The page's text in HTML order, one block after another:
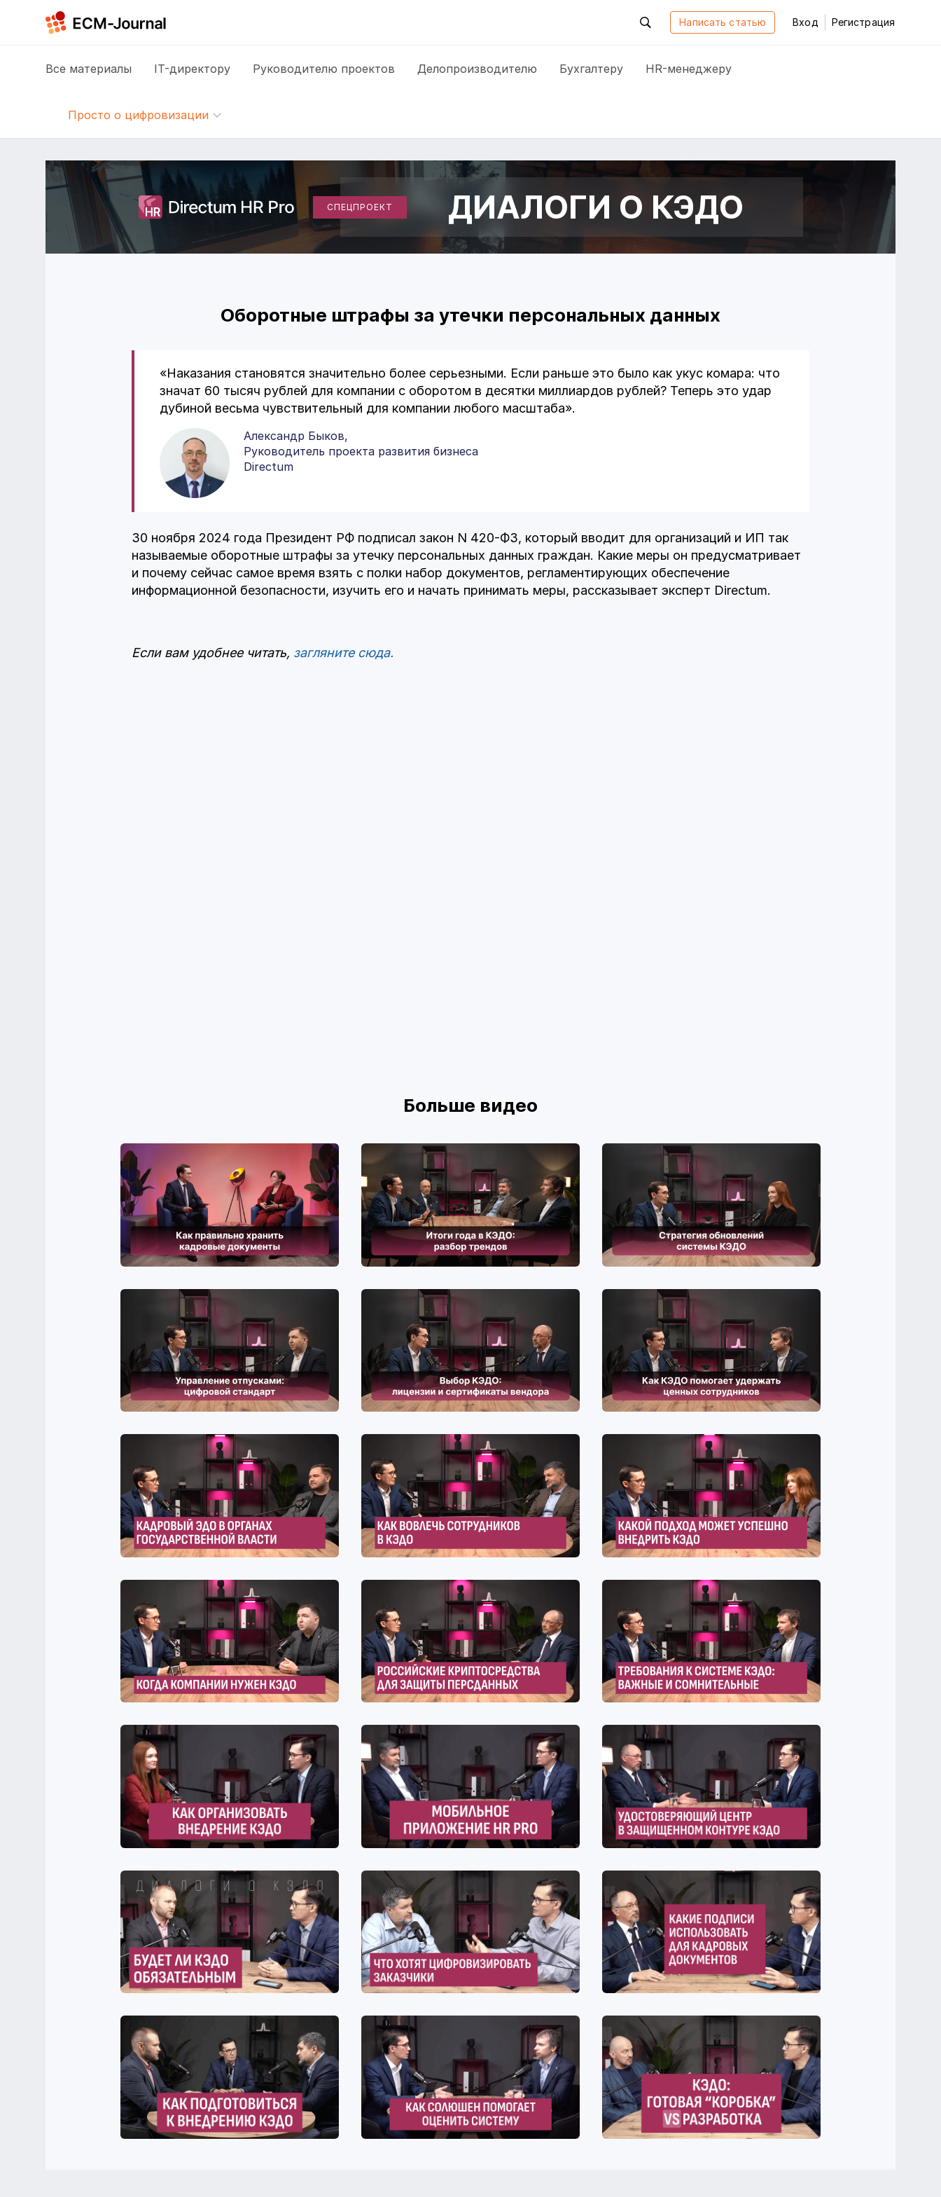
Написать статью Вход Регистрация
Все материалы IT-директору Руководителю проектов Делопроизводителю Бухгалтеру HR-менеджеру
Просто о цифровизации
СПЕЦПРОЕКТ ДИАЛОГИ О КЭДО
Оборотные штрафы за утечки персональных данных
«Наказания становятся значительно более серьезными. Если раньше это было как укус комара: что
значат 60 тысяч рублей для компании с оборотом в десятки миллиардов рублей? Теперь это удар
дубиной весьма чувствительный для компании любого масштаба».
Александр Быков,
Руководитель проекта развития бизнеса
Directum
30 ноября 2024 года Президент РФ подписал закон N 420-ФЗ, который вводит для организаций и ИП так
называемые оборотные штрафы за утечку персональных данных граждан. Какие меры он предусматривает
и почему сейчас самое время взять с полки набор документов, регламентирующих обеспечение
информационной безопасности, изучить его и начать принимать меры, рассказывает эксперт Directum.
Если вам удобнее читать, загляните сюда.
Больше видео